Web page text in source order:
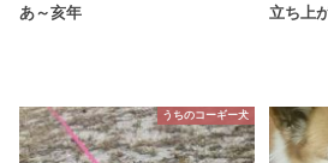
あ～亥年
立ち上
うちのコーギー犬